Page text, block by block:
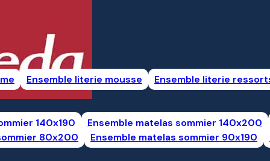
Ensemble literie mousse Ensemble literie
140x190
Ensemble matelas sommier 140x200
80x200 Ensemble matelas sommier 90x190